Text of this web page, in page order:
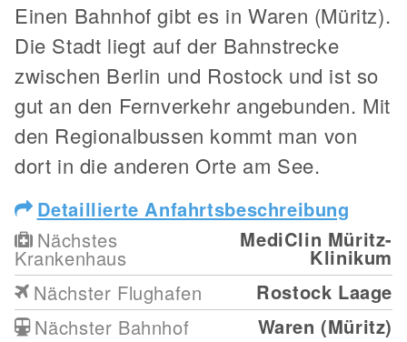
Einen Bahnhof gibt es in Waren (Müritz).
Die Stadt liegt auf der Bahnstrecke
zwischen Berlin und Rostock und ist so
gut an den Fernverkehr angebunden. Mit
den Regionalbussen kommt man von
dort in die anderen Orte am See.
Detaillierte Anfahrtsbeschreibung
Nächstes
Krankenhaus
MediClin Müritz-
Klinikum
Nächster Flughafen
Rostock Laage
Nächster Bahnhof
Waren (Müritz)